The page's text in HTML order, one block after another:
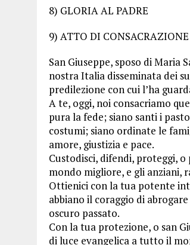
8) GLORIA AL PADRE
9) ATTO DI
San Giuseppe, sposo di Maria
nostra Italia disseminata dei
predilezione con cui l’ha
A te, oggi, noi consacriamo
pura la fede; siano santi i
costumi; siano ordinate le
amore, giustizia e pace.
Custodisci, difendi, proteggi,
mondo migliore, e gli anziani,
Ottienici con la tua potente
abbiano il coraggio di
oscuro passato.
Con la tua protezione, o san
di luce evangelica a tutto il